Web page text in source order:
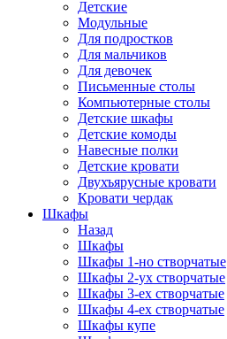
Детские
Модульные
Для подростков
Для мальчиков
Для девочек
Письменные столы
Компьютерные столы
Детские шкафы
Детские комоды
Навесные полки
Детские кровати
Двухъярусные кровати
Кровати чердак
Шкафы
Назад
Шкафы
Шкафы 1-но створчатые
Шкафы 2-ух створчатые
Шкафы 3-ех створчатые
Шкафы 4-ех створчатые
Шкафы купе